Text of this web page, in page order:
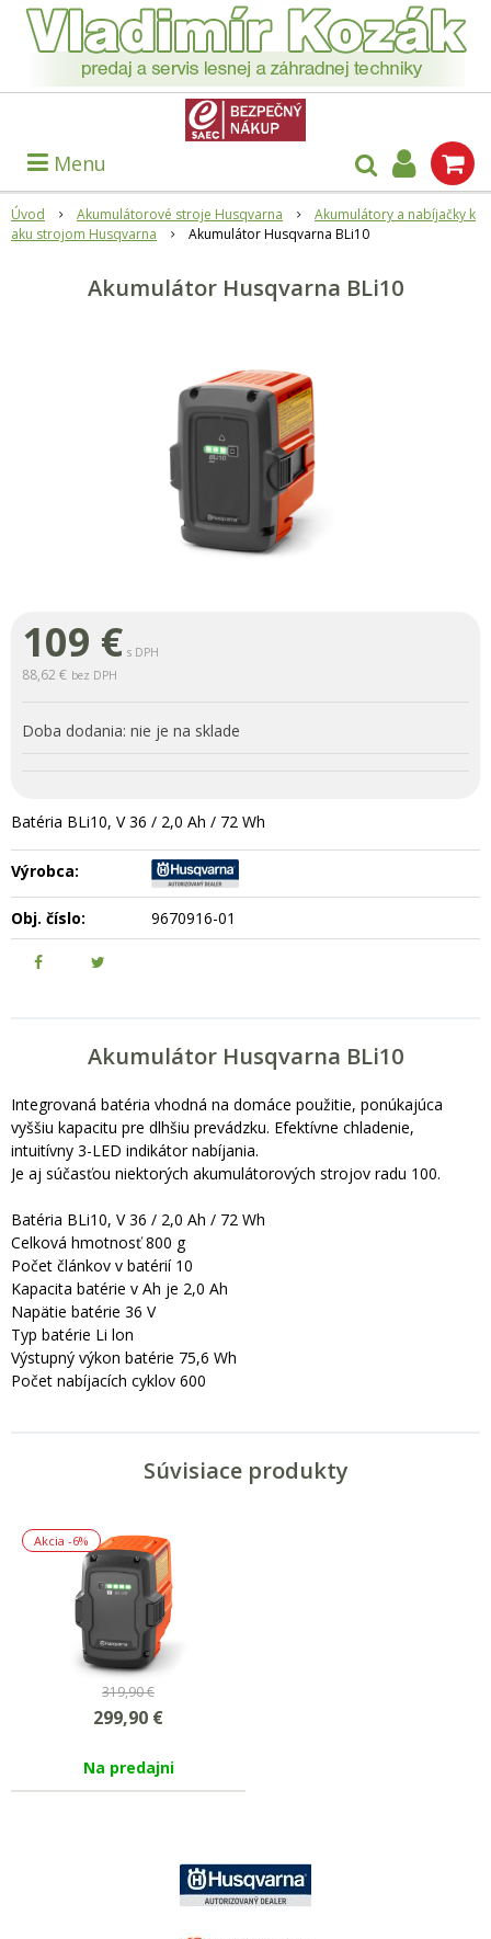
Menu
Úvod Akumulátorové stroje Husqvarna
Akumulátory a nabíjačky k
aku strojom Husqvarna
Akumulátor Husqvarna BLi10
Akumulátor Husqvarna BLi10
109 € s DPH
88,62 € bez DPH
Doba dodania: nie je na sklade
Batéria BLi10, V 36 / 2,0 Ah / 72 Wh
Výrobca:
Obj. číslo: 9670916-01
Akumulátor Husqvarna BLi10
Integrovaná batéria vhodná na domáce použitie, ponúkajúca
vyššiu kapacitu pre dlhšiu prevádzku. Efektívne chladenie,
intuitívny 3-LED indikátor nabíjania.
Je aj súčasťou niektorých akumulátorových strojov radu 100.
Batéria BLi10, V 36 / 2,0 Ah / 72 Wh
Celková hmotnosť 800 g
Počet článkov v batérií 10
Kapacita batérie v Ah je 2,0 Ah
Napätie batérie 36 V
Typ batérie Li lon
Výstupný výkon batérie 75,6 Wh
Počet nabíjacích cyklov 600
Súvisiace produkty
Akcia -6%
319,90 €
299,90 €
Na predajni